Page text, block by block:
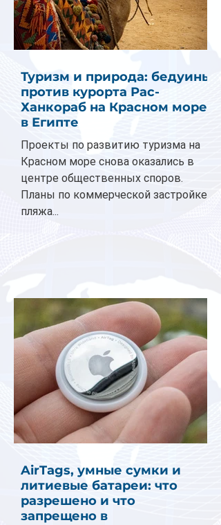
Туризм и природа: бедуины
против курорта Рас-
Ханкораб на Красном море
в Египте
Проекты по развитию туризма на
Красном море снова оказались в
центре общественных споров.
Планы по коммерческой застройке
пляжа...
AirTags, умные сумки и
литиевые батареи: что
разрешено и что
запрещено в